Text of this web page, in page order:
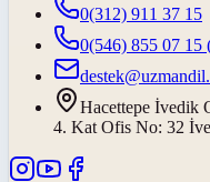
0(312) 911 37 15
0(546) 855 07 15
Hacettepe İvedik
4. Kat Ofis No: 32